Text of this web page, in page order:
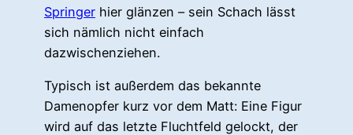
Springer hier glänzen – sein Schach lässt
sich nämlich nicht einfach
dazwischenziehen.
Typisch ist außerdem das bekannte
Damenopfer kurz vor dem Matt: Eine Figur
wird auf das letzte Fluchtfeld gelockt, der